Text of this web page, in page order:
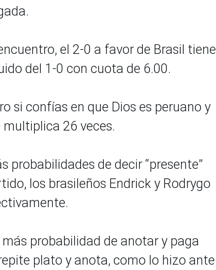
el 2-0 a favor de Brasil tiene
del 1-0 con cuota de 6.00.
si confías en que Dios es peruano y
multiplica 26 veces.
probabilidades de decir “presente”
los brasileños Endrick y Rodrygo
probabilidad de anotar y paga
plato y anota, como lo hizo ante